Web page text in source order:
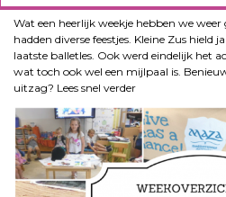
Wat een heerlijk weekje hebben we
hadden diverse feestjes. Kleine Zus hield
laatste balletles. Ook werd eindelijk het
wat toch ook wel een mijlpaal is.
uitzag? Lees snel verder